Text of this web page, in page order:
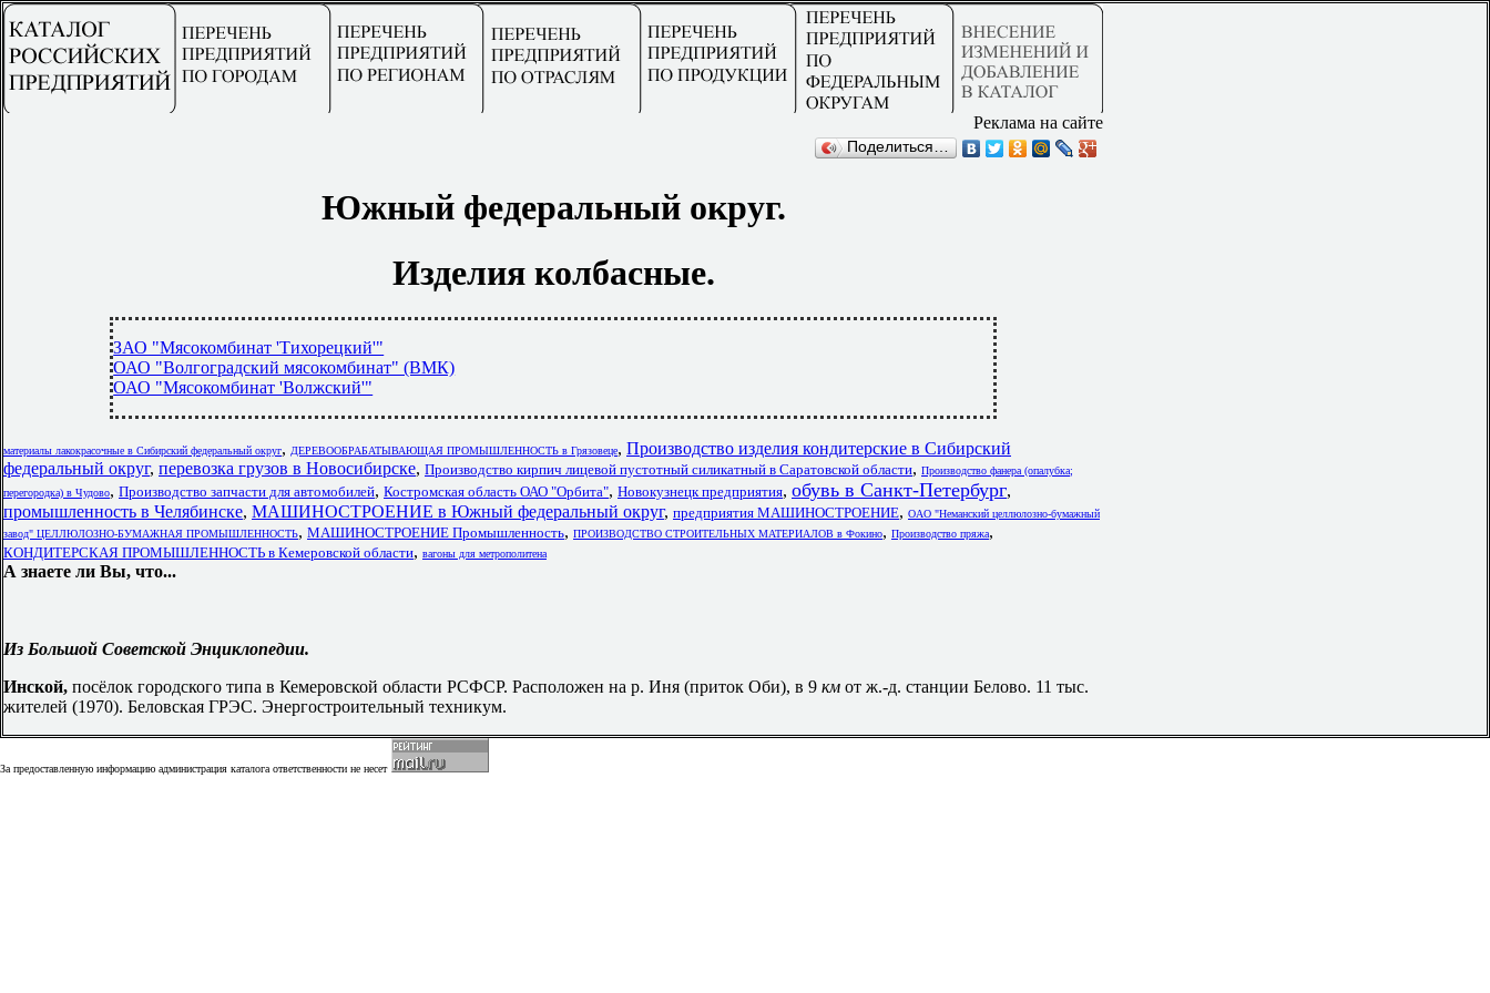
Реклама на сайте
Поделиться…
Южный федеральный округ.
Изделия колбасные.
ЗАО "Мясокомбинат 'Тихорецкий'"
ОАО "Волгоградский мясокомбинат" (ВМК)
ОАО "Мясокомбинат 'Волжский'"
материалы лакокрасочные в Сибирский федеральный округ, ДЕРЕВООБРАБАТЫВАЮЩАЯ ПРОМЫШЛЕННОСТЬ в Грязовеце, Производство изделия кондитерские в Сибирский
федеральный округ, перевозка грузов в Новосибирске, Производство кирпич лицевой пустотный силикатный в Саратовской области, Производство фанера (опалубка;
перегородка) в Чудово, Производство запчасти для автомобилей, Костромская область ОАО "Орбита", Новокузнецк предприятия, обувь в Санкт-Петербург,
промышленность в Челябинске, МАШИНОСТРОЕНИЕ в Южный федеральный округ, предприятия МАШИНОСТРОЕНИЕ, ОАО "Неманский целлюлозно-бумажный
завод" ЦЕЛЛЮЛОЗНО-БУМАЖНАЯ ПРОМЫШЛЕННОСТЬ, МАШИНОСТРОЕНИЕ Промышленность, ПРОИЗВОДСТВО СТРОИТЕЛЬНЫХ МАТЕРИАЛОВ в Фокино, Производство пряжа,
КОНДИТЕРСКАЯ ПРОМЫШЛЕННОСТЬ в Кемеровской области, вагоны для метрополитена
А знаете ли Вы, что...
Из Большой Советской Энциклопедии.
Инской, посёлок городского типа в Кемеровской области РСФСР. Расположен на р. Иня (приток Оби), в 9 км от ж.-д. станции Белово. 11 тыс.
жителей (1970). Беловская ГРЭС. Энергостроительный техникум.
За предоставленную информацию администрация каталога ответственности не несет